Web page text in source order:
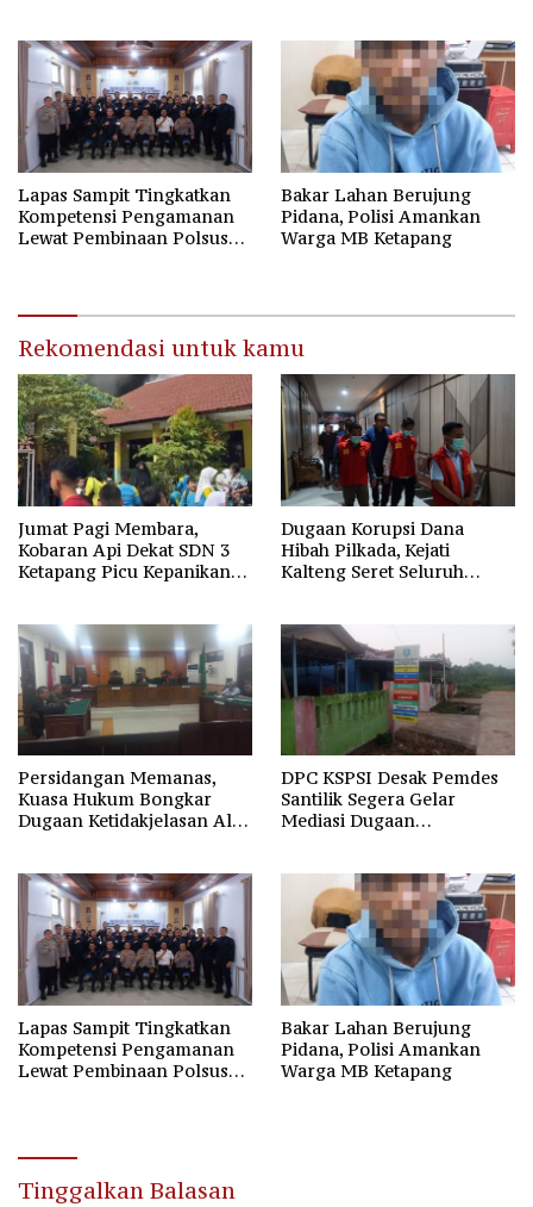
Lapas Sampit Tingkatkan
Kompetensi Pengamanan
Lewat Pembinaan Polsus
Bakar Lahan Berujung
Pidana, Polisi Amankan
Warga MB Ketapang
Rekomendasi untuk kamu
Jumat Pagi Membara,
Kobaran Api Dekat SDN 3
Ketapang Picu Kepanikan
Dugaan Korupsi Dana
Hibah Pilkada, Kejati
Kalteng Seret Seluruh
Persidangan Memanas,
Kuasa Hukum Bongkar
Dugaan Ketidakjelasan Alur
DPC KSPSI Desak Pemdes
Santilik Segera Gelar
Mediasi Dugaan
Lapas Sampit Tingkatkan
Kompetensi Pengamanan
Lewat Pembinaan Polsus
Bakar Lahan Berujung
Pidana, Polisi Amankan
Warga MB Ketapang
Tinggalkan Balasan